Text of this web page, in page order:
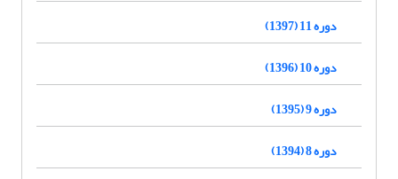
دوره 11 (1397)
دوره 10 (1396)
دوره 9 (1395)
دوره 8 (1394)